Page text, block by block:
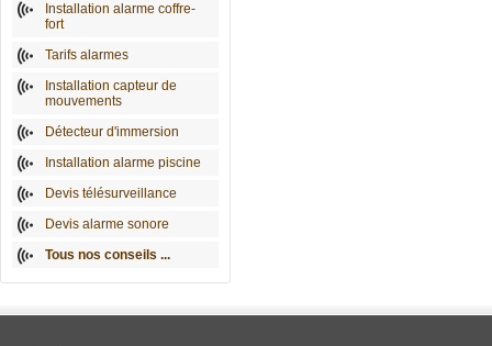
Installation alarme coffre-
fort
Tarifs alarmes
Installation capteur de
mouvements
Détecteur d'immersion
Installation alarme piscine
Devis télésurveillance
Devis alarme sonore
Tous nos conseils ...